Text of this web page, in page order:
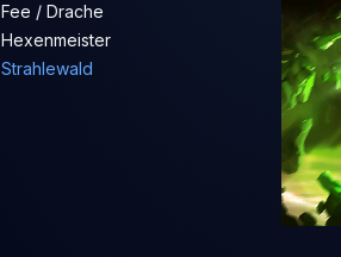
Fee / Drache
Hexenmeister
Strahlewald